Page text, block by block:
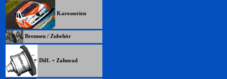
Karosserien
Bremsen / Zubehör
Diff. + Zahnrad